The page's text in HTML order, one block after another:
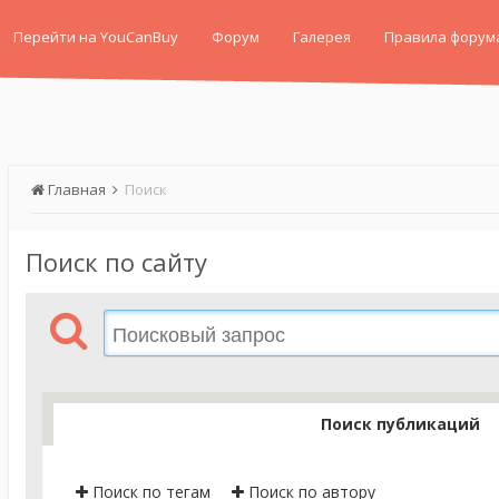
Перейти на YouCanBuy Форум Галерея Правила
Главная Поиск
Поиск по сайту
Поиск публикаций
Поиск по тегам Поиск по автору